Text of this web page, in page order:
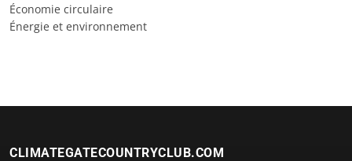
Économie circulaire
Énergie et environnement
CLIMATEGATECOUNTRYCLUB.COM